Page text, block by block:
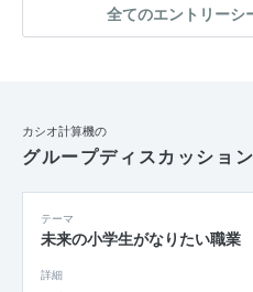
できること」です。貴社は時計だ
広い製品で多くの人の日常を支え
します。
全てのエントリーシ
カシオ計算機の
グループディスカッション
テーマ
未来の小学生がなりたい職業
詳細